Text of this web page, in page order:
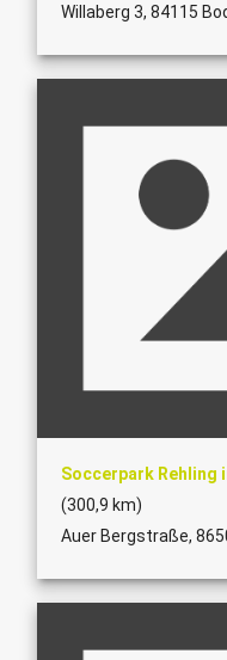
Willaberg 3, 84115
Soccerpark Rehling
(300,9 km)
Auer Bergstraße,